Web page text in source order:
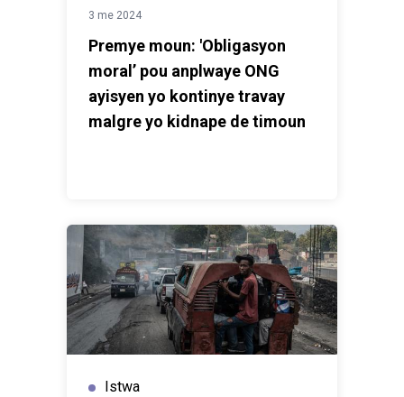
3 me 2024
Premye moun: 'Obligasyon
moral’ pou anplwaye ONG
ayisyen yo kontinye travay
malgre yo kidnape de timoun
Istwa